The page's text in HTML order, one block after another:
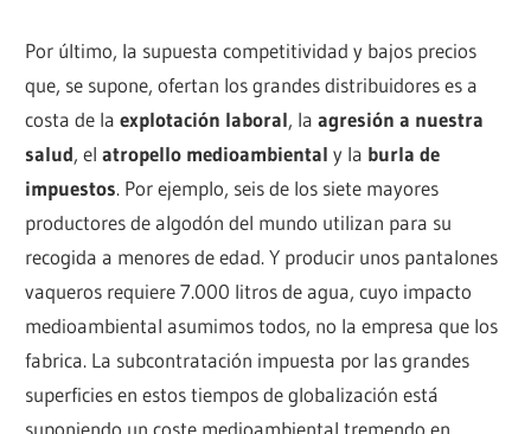
Por último, la supuesta competitividad y bajos precios
que, se supone, ofertan los grandes distribuidores es a
costa de la explotación laboral, laagresión a nuestra
salud, elatropello medioambiental y la burla de
impuestos. Por ejemplo, seis de los siete mayores
productores de algodón del mundo utilizan para su
recogida a menores de edad. Y producir unos pantalones
vaqueros requiere 7.000 litros de agua, cuyo impacto
medioambiental asumimos todos, no la empresa que los
fabrica. La subcontratación impuesta por las grandes
superficies en estos tiempos de globalización está
suponiendo un coste medioambiental tremendo en